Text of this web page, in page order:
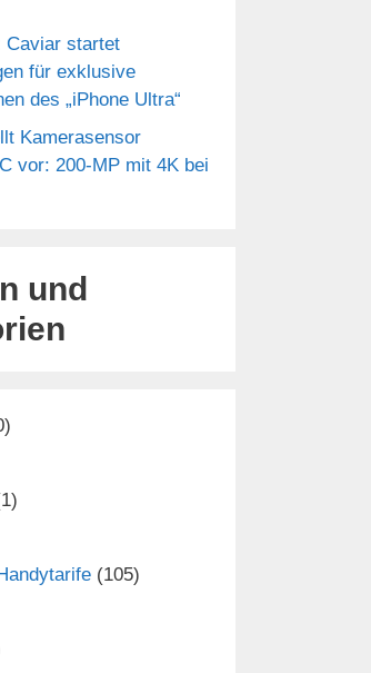
Caviar startet
für exklusive
des „iPhone Ultra“
Kamerasensor
vor: 200-MP mit 4K bei
und
(105)